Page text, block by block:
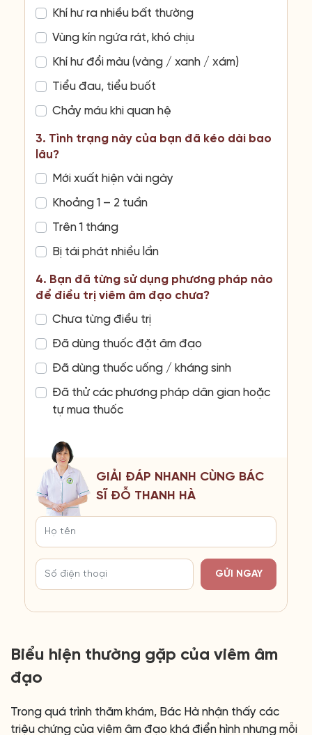
Khí hư ra nhiều bất thường
Vùng kín ngứa rát, khó chịu
Khí hư đổi màu (vàng / xanh / xám)
Tiểu đau, tiểu buốt
Chảy máu khi quan hệ
3. Tình trạng này của bạn đã kéo dài bao
lâu?
Mới xuất hiện vài ngày
Khoảng 1 – 2 tuần
Trên 1 tháng
Bị tái phát nhiều lần
4. Bạn đã từng sử dụng phương pháp nào
để điều trị viêm âm đạo chưa?
Chưa từng điều trị
Đã dùng thuốc đặt âm đạo
Đã dùng thuốc uống / kháng sinh
Đã thử các phương pháp dân gian hoặc
tự mua thuốc
GIẢI ĐÁP NHANH CÙNG BÁC
SĨ ĐỖ THANH HÀ
GỬI NGAY
Biểu hiện thường gặp của viêm âm
đạo
Trong quá trình thăm khám, Bác Hà nhận thấy các
triệu chứng của viêm âm đạo khá điển hình nhưng mỗi